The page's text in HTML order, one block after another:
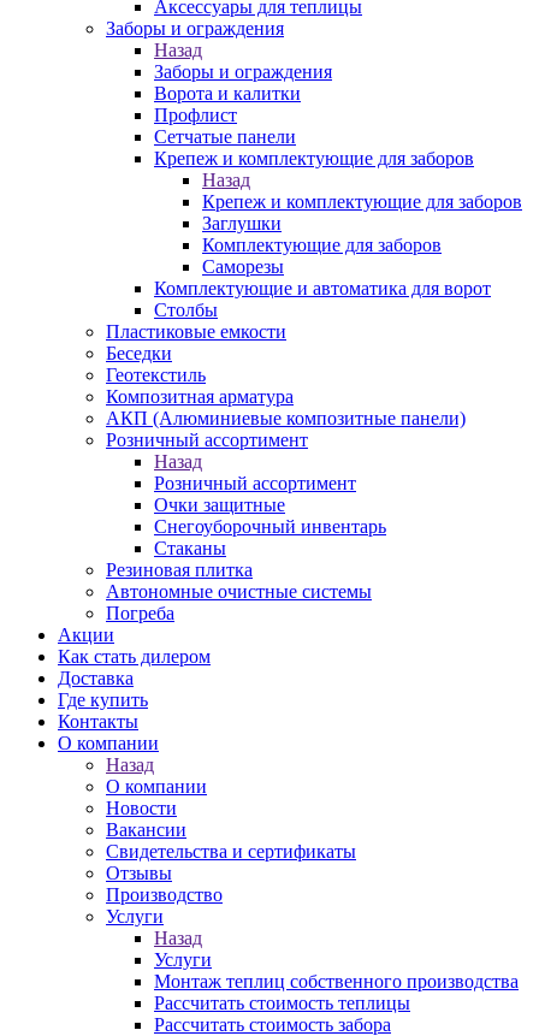
Аксессуары для теплицы
Заборы и ограждения
Назад
Заборы и ограждения
Ворота и калитки
Профлист
Сетчатые панели
Крепеж и комплектующие для заборов
Назад
Крепеж и комплектующие для заборов
Заглушки
Комплектующие для заборов
Саморезы
Комплектующие и автоматика для ворот
Столбы
Пластиковые емкости
Беседки
Геотекстиль
Композитная арматура
АКП (Алюминиевые композитные панели)
Розничный ассортимент
Назад
Розничный ассортимент
Очки защитные
Снегоуборочный инвентарь
Стаканы
Резиновая плитка
Автономные очистные системы
Погреба
Акции
Как стать дилером
Доставка
Где купить
Контакты
О компании
Назад
О компании
Новости
Вакансии
Свидетельства и сертификаты
Отзывы
Производство
Услуги
Назад
Услуги
Монтаж теплиц собственного производства
Рассчитать стоимость теплицы
Рассчитать стоимость забора